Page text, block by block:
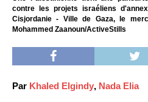
contre les projets israéliens
Cisjordanie - Ville de Gaza, le
Mohammed Zaanoun/ActiveStills
Par Khaled Elgindy, Nada Elia